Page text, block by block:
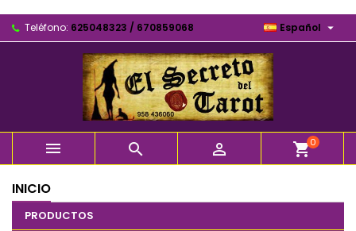
Teléfono: 625048323 / 670859068 Español 
   shopping_cart0
INICIO
PRODUCTOS